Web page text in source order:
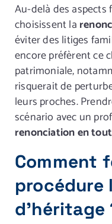
Au-delà des
choisissent la
éviter des litiges
encore préfèrent ce
patrimoniale,
risquerait de
leurs proches.
scénario avec un
renonciation en
Comment
procédure
d’héritage